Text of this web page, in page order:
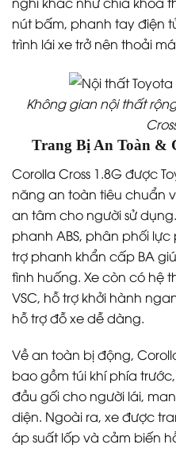
nút bấm, phanh tay điện
trình lái xe trở nên thoải
Không gian nội thất
Trang Bị An Toàn &
Corolla Cross 1.8G được
năng an toàn tiêu chuẩn
an tâm cho người sử
phanh ABS, phân phối
trợ phanh khẩn cấp BA
tình huống. Xe còn có hệ
VSC, hỗ trợ khởi hành
hỗ trợ đỗ xe dễ dàng.
Về an toàn bị động,
bao gồm túi khí phía
đầu gối cho người lái,
diện. Ngoài ra, xe được
áp suất lốp và cảm biến